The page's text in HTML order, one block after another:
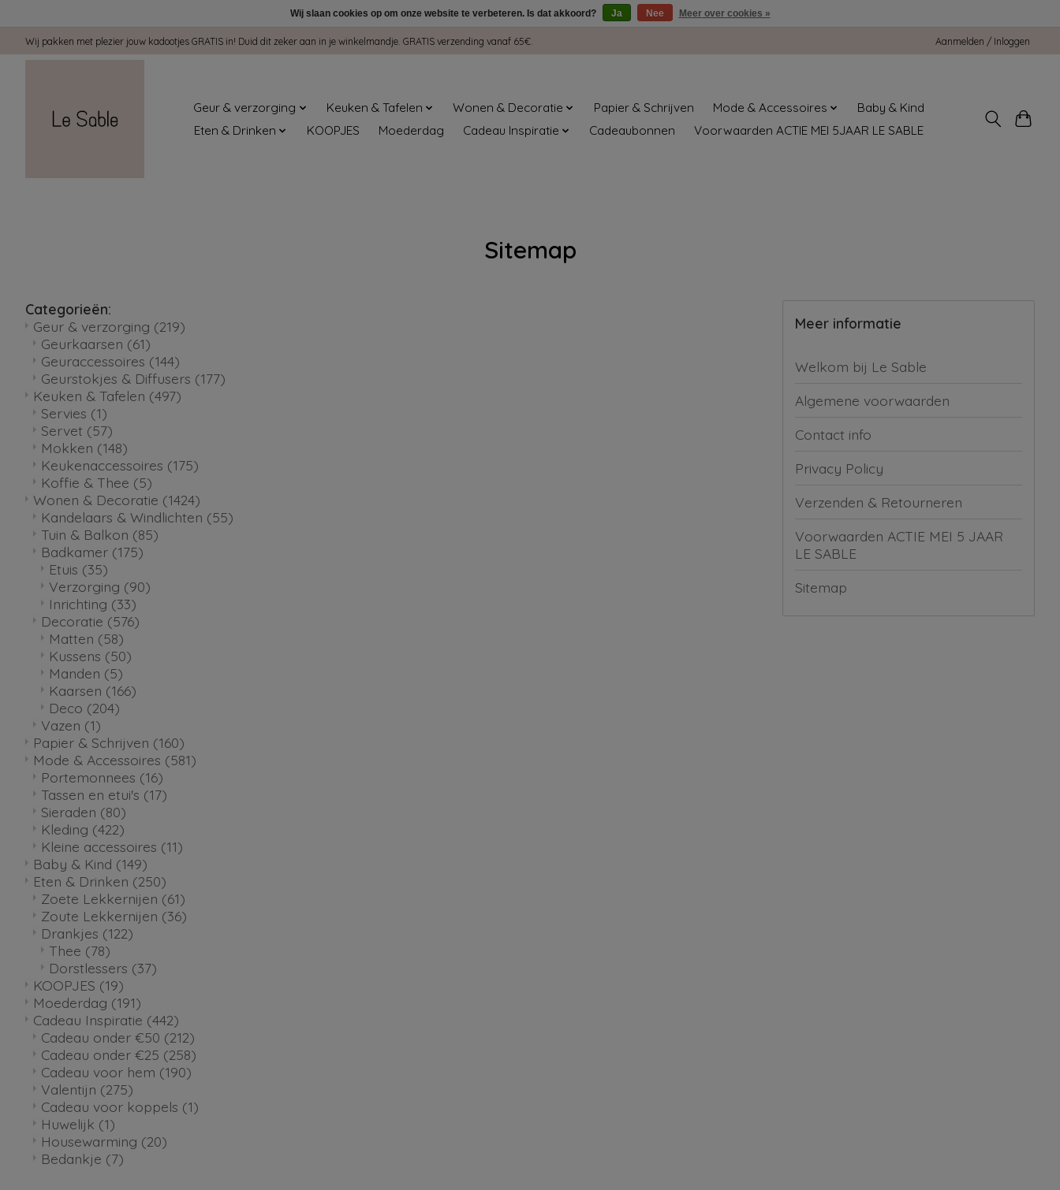
Wij pakken met plezier jouw kadootjes GRATIS in! Duid dit zeker aan in je winkelmandje. GRATIS verzending vanaf 65€. Aanmelden / Inloggen
Geur & verzorging Keuken & Tafelen Wonen & Decoratie Papier & Schrijven Mode & Accessoires
Baby & Kind
Eten & Drinken
KOOPJES Moederdag Cadeau Inspiratie Cadeaubonnen Voorwaarden ACTIE MEI 5JAAR LE SABLE
Sitemap
Categorieën:
Geur & verzorging (219)
Geurkaarsen (61)
Geuraccessoires (144)
Geurstokjes & Diffusers (177)
Keuken & Tafelen (497)
Servies (1)
Servet (57)
Mokken (148)
Keukenaccessoires (175)
Koffie & Thee (5)
Wonen & Decoratie (1424)
Kandelaars & Windlichten (55)
Tuin & Balkon (85)
Badkamer (175)
Etuis (35)
Verzorging (90)
Inrichting (33)
Decoratie (576)
Matten (58)
Kussens (50)
Manden (5)
Kaarsen (166)
Deco (204)
Vazen (1)
Papier & Schrijven (160)
Mode & Accessoires (581)
Portemonnees (16)
Tassen en etui's (17)
Sieraden (80)
Kleding (422)
Kleine accessoires (11)
Baby & Kind (149)
Eten & Drinken (250)
Zoete Lekkernijen (61)
Zoute Lekkernijen (36)
Drankjes (122)
Thee (78)
Dorstlessers (37)
KOOPJES (19)
Moederdag (191)
Cadeau Inspiratie (442)
Cadeau onder €50 (212)
Cadeau onder €25 (258)
Cadeau voor hem (190)
Valentijn (275)
Cadeau voor koppels (1)
Huwelijk (1)
Housewarming (20)
Bedankje (7)
Meer informatie
Welkom bij Le Sable
Algemene voorwaarden
Contact info
Privacy Policy
Verzenden & Retourneren
Voorwaarden ACTIE MEI 5 JAAR
LE SABLE
Sitemap
Wij slaan cookies op om onze website te verbeteren. Is dat akkoord? Ja Nee Meer over cookies »